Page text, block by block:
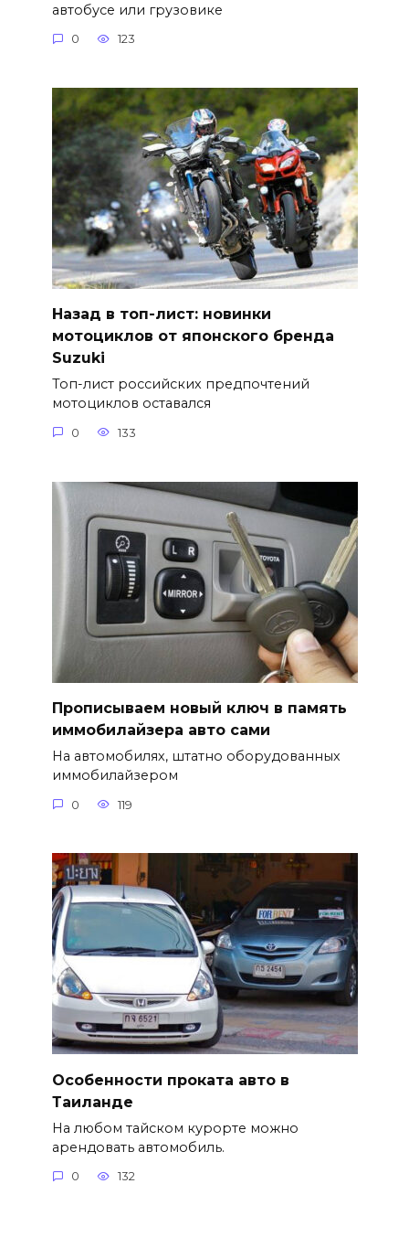
автобусе или грузовике
0 123
Назад в топ-лист: новинки
мотоциклов от японского бренда
Suzuki
Топ-лист российских предпочтений
мотоциклов оставался
0 133
Прописываем новый ключ в память
иммобилайзера авто сами
На автомобилях, штатно оборудованных
иммобилайзером
0 119
Особенности проката авто в
Таиланде
На любом тайском курорте можно
арендовать автомобиль.
0 132